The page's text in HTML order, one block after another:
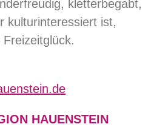
kletterbegabt,
kulturinteressiert ist,
HAUENSTEIN